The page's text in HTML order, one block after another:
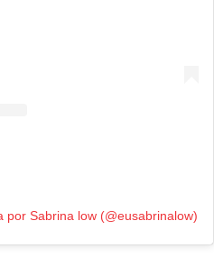
por Sabrina low (@eusabrinalow)